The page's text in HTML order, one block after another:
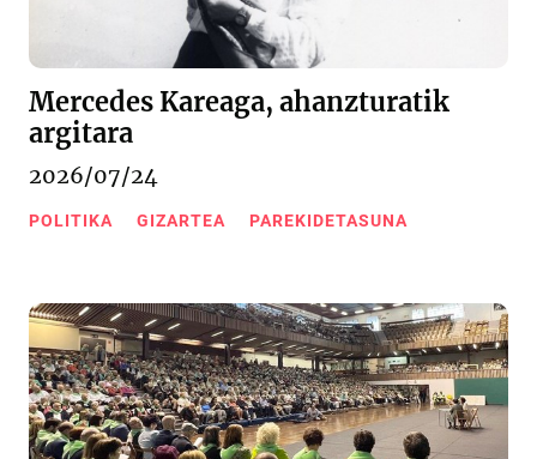
Mercedes Kareaga, ahanzturatik
argitara
2026/07/24
POLITIKA GIZARTEA PAREKIDETASUNA